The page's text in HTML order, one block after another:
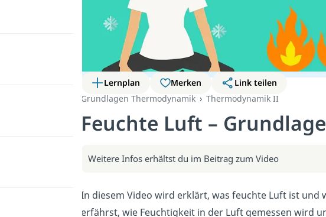
Lernplan Merken
Link teilen
Grundlagen Thermodynamik
Thermodynamik II
Feuchte Luft –
Weitere Infos erhältst du im Beitrag zum Video
In diesem Video wird erklärt, was feuchte Luft ist
erfährst, wie Feuchtigkeit in der Luft gemessen wird